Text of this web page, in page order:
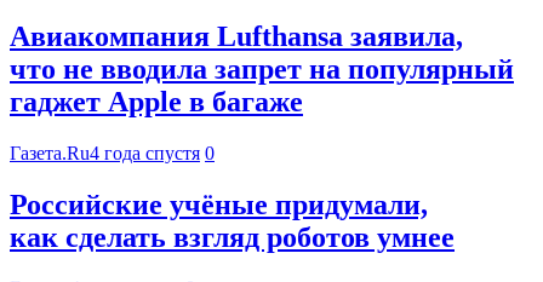
Авиакомпания Lufthansa заявила,
что не вводила запрет на популярный
гаджет Apple в багаже
Газета.Ru4 года спустя 0
Российские учёные придумали,
как сделать взгляд роботов умнее